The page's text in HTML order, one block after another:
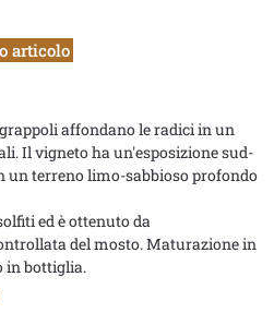
articolo
affondano le radici in un
Il vigneto ha un'esposizione sud-
un terreno limo-sabbioso profondo
ed è ottenuto da
del mosto. Maturazione in
in bottiglia.